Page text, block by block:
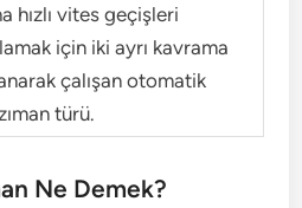
hızlı vites geçişleri
için iki ayrı kavrama
çalışan otomatik
türü.
Ne Demek?